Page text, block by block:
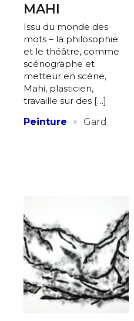
Nom
Prénom
Adresse email*
MAHI
Issu du monde des
mots – la philosophie
et le théâtre, comme
scénographe et
metteur en scène,
Mahi, plasticien,
travaille sur des […]
Peinture
· Gard